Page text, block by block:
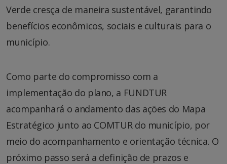
Verde cresça de maneira sustentável, garantindo
benefícios econômicos, sociais e culturais para o
município.
Como parte do compromisso com a
implementação do plano, a FUNDTUR
acompanhará o andamento das ações do Mapa
Estratégico junto ao COMTUR do município, por
meio do acompanhamento e orientação técnica. O
próximo passo será a definição de prazos e